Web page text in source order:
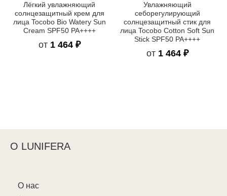
Лёгкий увлажняющий
солнцезащитный крем для
лица Tocobo Bio Watery Sun
Cream SPF50 PA++++
от 1 464 ₽
Увлажняющий
себорегулирующий
солнцезащитный стик для
лица Tocobo Cotton Soft Sun
Stick SPF50 PA++++
от 1 464 ₽
О LUNIFERA
О нас